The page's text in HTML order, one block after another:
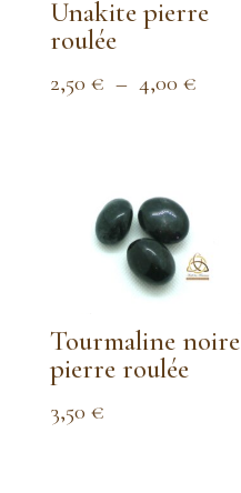
Unakite pierre
roulée
2,50 € – 4,00 €Plage
Tourmaline noire
pierre roulée
3,50 €